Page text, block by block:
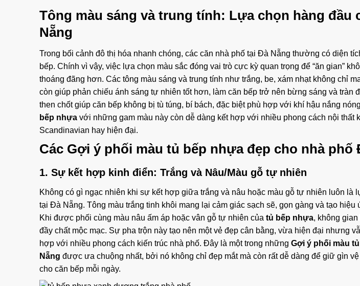
Tông màu sáng và trung tính: Lựa chọn hàng đầu
Nẵng
Trong bối cảnh đô thị hóa nhanh chóng, các căn nhà phố tại Đà Nẵng thường có diện
bếp. Chính vì vậy, việc lựa chọn màu sắc đóng vai trò cực kỳ quan trọng để “ăn gian”
thoáng đãng hơn. Các tông màu sáng và trung tính như trắng, be, xám nhạt không chỉ
còn giúp phản chiếu ánh sáng tự nhiên tốt hơn, làm căn bếp trở nên bừng sáng và tràn
then chốt giúp căn bếp không bị tù túng, bí bách, đặc biệt phù hợp với khí hậu nắng
bếp nhựa với những gam màu này còn dễ dàng kết hợp với nhiều phong cách nội thất
Scandinavian hay hiện đại.
Các Gợi ý phối màu tủ bếp nhựa đẹp cho nhà phố
1. Sự kết hợp kinh điển: Trắng và Nâu/Màu gỗ tự nhiên
Không có gì ngạc nhiên khi sự kết hợp giữa trắng và nâu hoặc màu gỗ tự nhiên luôn là
tại Đà Nẵng. Tông màu trắng tinh khôi mang lại cảm giác sạch sẽ, gọn gàng và tạo
Khi được phối cùng màu nâu ấm áp hoặc vân gỗ tự nhiên của tủ bếp nhựa, không
đầy chất mộc mạc. Sự pha trộn này tạo nên một vẻ đẹp cân bằng, vừa hiện đại nhưng
hợp với nhiều phong cách kiến trúc nhà phố. Đây là một trong những Gợi ý phối màu
Nẵng được ưa chuộng nhất, bởi nó không chỉ đẹp mắt mà còn rất dễ dàng để giữ gìn
cho căn bếp mỗi ngày.